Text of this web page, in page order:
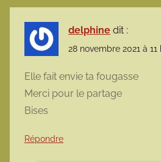
delphine dit :
28 novembre 2021 à 11
Elle fait envie ta fougasse
Merci pour le partage
Bises
Répondre